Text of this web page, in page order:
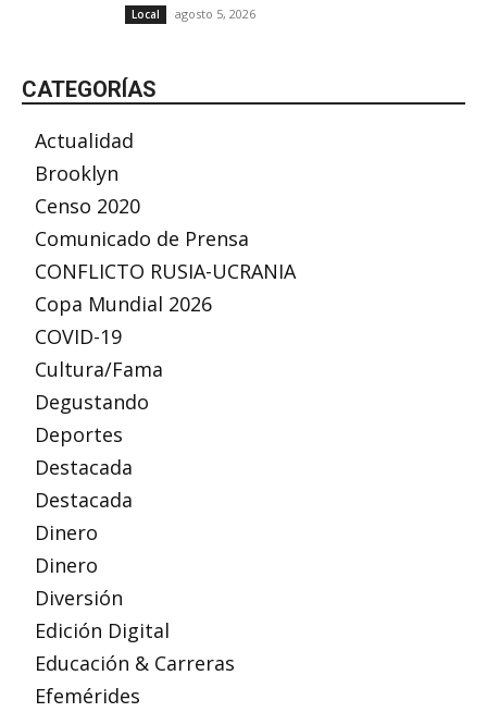
Local agosto 5, 2026
CATEGORÍAS
Actualidad
Brooklyn
Censo 2020
Comunicado de Prensa
CONFLICTO RUSIA-UCRANIA
Copa Mundial 2026
COVID-19
Cultura/Fama
Degustando
Deportes
Destacada
Destacada
Dinero
Dinero
Diversión
Edición Digital
Educación & Carreras
Efemérides